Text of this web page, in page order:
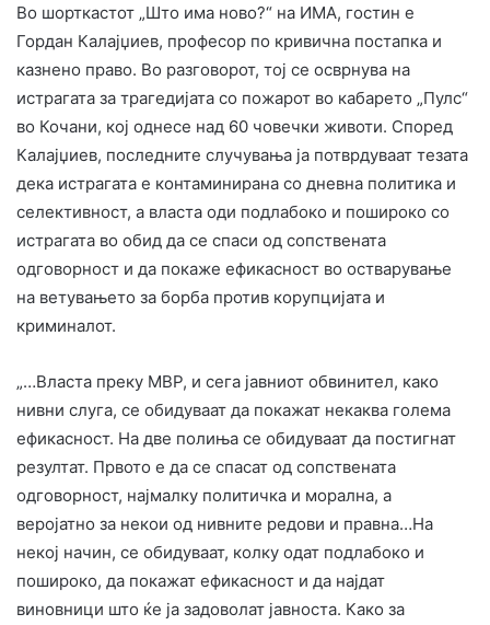
Во шорткастот „Што има ново?“ на ИМА, гостин е
Гордан Калајџиев, професор по кривична постапка и
казнено право. Во разговорот, тој се осврнува на
истрагата за трагедијата со пожарот во кабарето „Пулс“
во Кочани, кој однесе над 60 човечки животи. Според
Калајџиев, последните случувања ја потврдуваат тезата
дека истрагата е контаминирана со дневна политика и
селективност, а власта оди подлабоко и пошироко со
истрагата во обид да се спаси од сопствената
одговорност и да покаже ефикасност во остварување
на ветувањето за борба против корупцијата и
криминалот.
„…Власта преку МВР, и сега јавниот обвинител, како
нивни слуга, се обидуваат да покажат некаква голема
ефикасност. На две полиња се обидуваат да постигнат
резултат. Првото е да се спасат од сопствената
одговорност, најмалку политичка и морална, а
веројатно за некои од нивните редови и правна…На
некој начин, се обидуваат, колку одат подлабоко и
пошироко, да покажат ефикасност и да најдат
виновници што ќе ја задоволат јавноста. Како за